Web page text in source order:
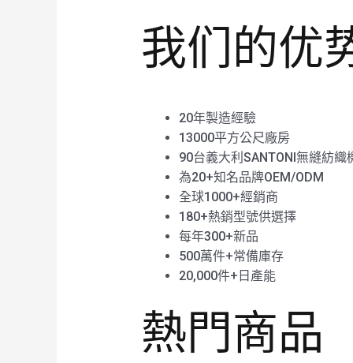
我们的优
20年製造經驗
13000平方公尺廠房
90台義大利SANTONI無縫紡織
為20+知名品牌OEM/ODM
全球1000+經銷商
180+熱銷型號供選擇
每年300+新品
500萬件+常備庫存
20,000件+日產能
熱門商品